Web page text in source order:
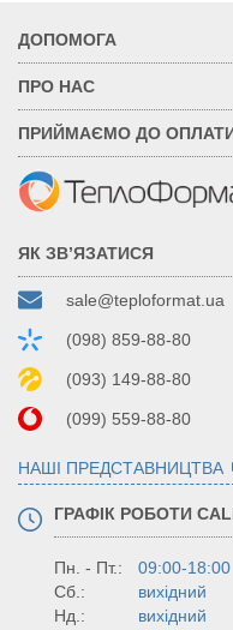
ДОПОМОГА
ПРО НАС
ПРИЙМАЄМО ДО
ЯК ЗВ’ЯЗАТИСЯ
sale@teploformat.ua
(098) 859-88-80
(093) 149-88-80
(099) 559-88-80
НАШІ ПРЕДСТАВНИЦТВА
ГРАФІК РОБОТИ
Пн. - Пт.:
09:00-18:00
Сб.:
вихідний
Нд.:
вихідний